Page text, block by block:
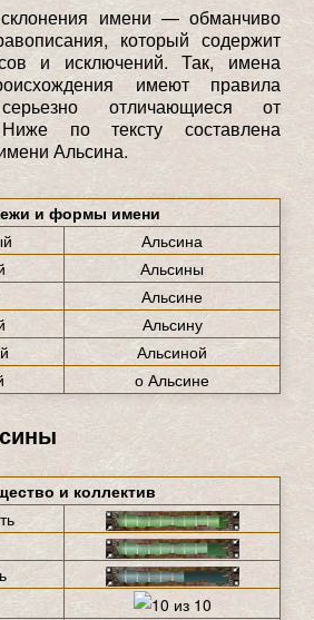
имени — обманчиво
который содержит
и исключений. Так, имена
имеют правила
отличающиеся от
Ниже по тексту составлена
Альсина.
и формы имени
Альсина
Альсины
Альсине
Альсину
Альсиной
о Альсине
и коллектив